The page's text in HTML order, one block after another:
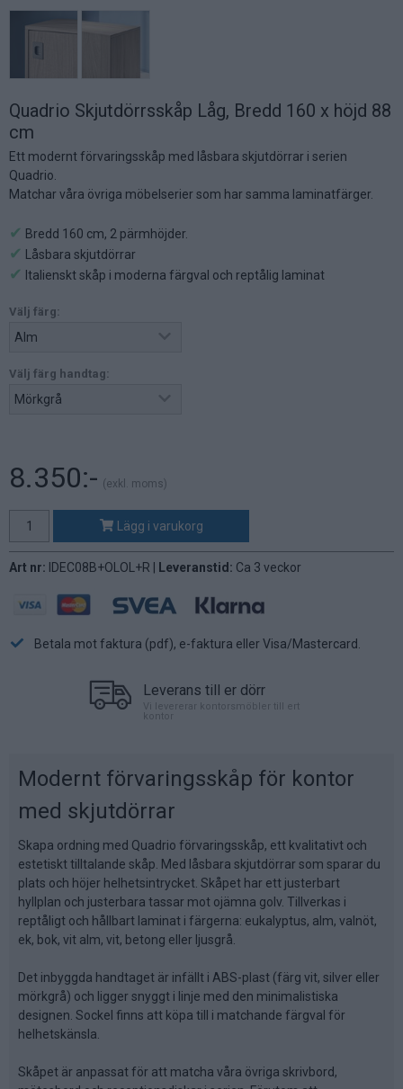
Quadrio Skjutdörrsskåp Låg, Bredd 160 x höjd 88
cm
Ett modernt förvaringsskåp med låsbara skjutdörrar i serien
Quadrio.
Matchar våra övriga möbelserier som har samma laminatfärger.
✔ Bredd 160 cm, 2 pärmhöjder.
✔ Låsbara skjutdörrar
✔ Italienskt skåp i moderna färgval och reptålig laminat
Välj färg:
Välj färg handtag:
8.350:- (exkl. moms)
Lägg i varukorg
Art nr: IDEC08B+OLOL+R | Leveranstid: Ca 3 veckor
Betala mot faktura (pdf), e-faktura eller Visa/Mastercard.
Leverans till er dörr
Vi levererar kontorsmöbler till ert
kontor
Modernt förvaringsskåp för kontor
med skjutdörrar
Skapa ordning med Quadrio förvaringsskåp, ett kvalitativt och
estetiskt tilltalande skåp. Med låsbara skjutdörrar som sparar du
plats och höjer helhetsintrycket. Skåpet har ett justerbart
hyllplan och justerbara tassar mot ojämna golv. Tillverkas i
reptåligt och hållbart laminat i färgerna: eukalyptus, alm, valnöt,
ek, bok, vit alm, vit, betong eller ljusgrå.
Det inbyggda handtaget är infällt i ABS-plast (färg vit, silver eller
mörkgrå) och ligger snyggt i linje med den minimalistiska
designen. Sockel finns att köpa till i matchande färgval för
helhetskänsla.
Skåpet är anpassat för att matcha våra övriga skrivbord,